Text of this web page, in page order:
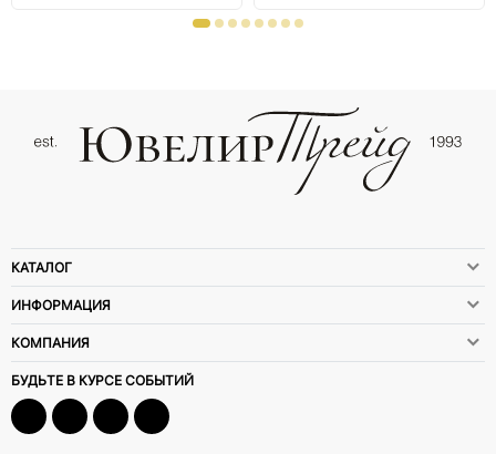
КАТАЛОГ
ИНФОРМАЦИЯ
КОМПАНИЯ
БУДЬТЕ В КУРСЕ СОБЫТИЙ